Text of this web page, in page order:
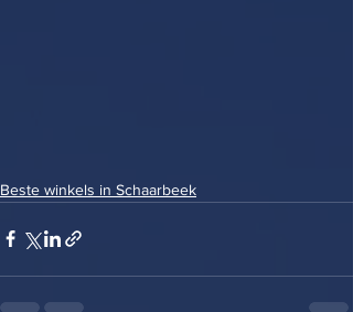
Beste winkels in Schaarbeek